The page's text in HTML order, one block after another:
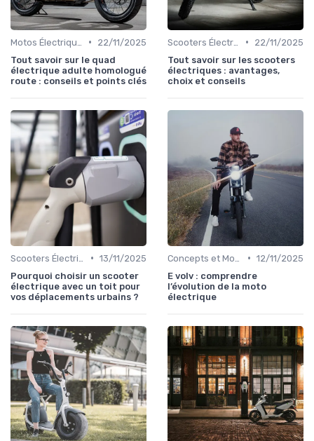
•
22/11/2025
Tout savoir sur le quad
électrique adulte homologué
route : conseils et points clés
•
22/11/2025
Tout savoir sur les scooters
électriques : avantages,
choix et conseils
• 13/11/2025
Pourquoi choisir un scooter
électrique avec un toit pour
vos déplacements urbains ?
• 12/11/2025
E volv : comprendre
l’évolution de la moto
électrique